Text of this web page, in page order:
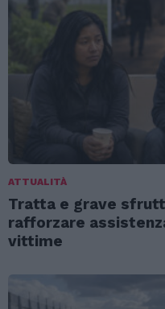
ATTUALITÀ
Tratta e grave
rafforzare
vittime